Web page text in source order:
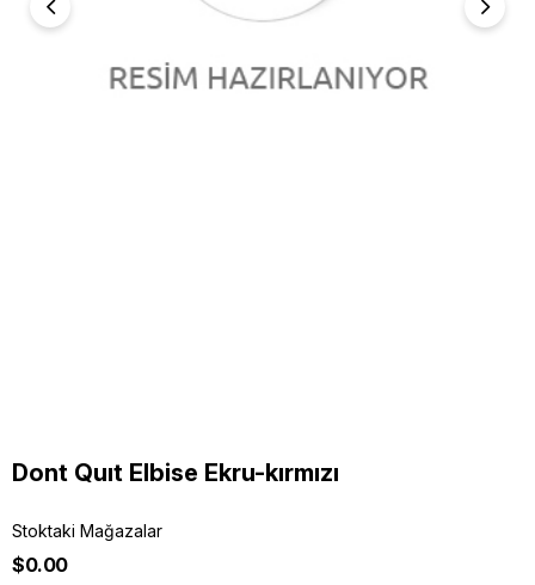
Dont Quıt Elbise Ekru-kırmızı
Stoktaki Mağazalar
$0.00